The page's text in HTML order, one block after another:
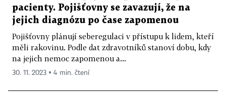
pacienty. Pojišťovny se zavazují, že na
jejich diagnózu po čase zapomenou
Pojišťovny plánují seberegulaci v přístupu k lidem, kteří
měli rakovinu. Podle dat zdravotníků stanoví dobu, kdy
na jejich nemoc zapomenou a...
30. 11. 2023 ▪ 4 min. čtení